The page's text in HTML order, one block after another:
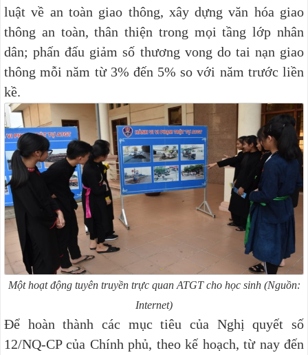
luật về an toàn giao thông, xây dựng văn hóa giao
thông an toàn, thân thiện trong mọi tầng lớp nhân
dân; phấn đấu giảm số thương vong do tai nạn giao
thông mỗi năm từ 3% đến 5% so với năm trước liền
kề.
Một hoạt động tuyên truyền trực quan ATGT cho học sinh (Nguồn:
Internet)
Để hoàn thành các mục tiêu của Nghị quyết số
12/NQ-CP của Chính phủ, theo kế hoạch, từ nay đến